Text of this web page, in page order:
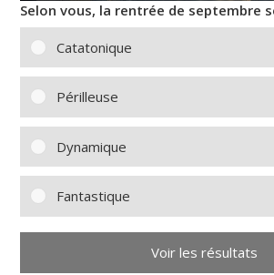
Selon vous, la rentrée de septembre
Catatonique
Périlleuse
Dynamique
Fantastique
Voir les résultats